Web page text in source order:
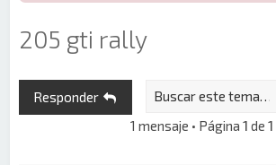
205 gti rally
Responder
1 mensaje • Página 1 de 1